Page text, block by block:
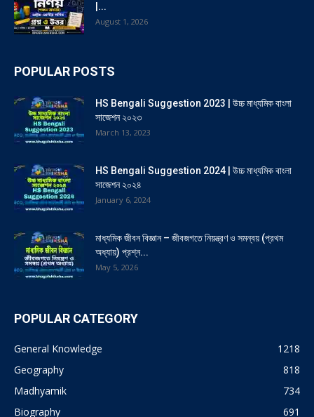
|...
August 1, 2026
POPULAR POSTS
HS Bengali Suggestion 2023 | উচ্চ মাধ্যমিক বাংলা
সাজেশন ২০২৩
March 13, 2023
HS Bengali Suggestion 2024 | উচ্চ মাধ্যমিক বাংলা
সাজেশন ২০২৪
January 6, 2024
মাধ্যমিক জীবন বিজ্ঞান – জীবজগতে নিয়ন্ত্রণ ও সমন্বয় (প্রথম
অধ্যায়) প্রশ্ন...
May 5, 2026
POPULAR CATEGORY
General Knowledge
1218
Geography
818
Madhyamik
734
Biography
691